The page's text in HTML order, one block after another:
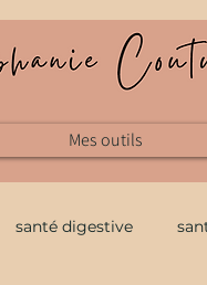
Mes outils
santé digestive